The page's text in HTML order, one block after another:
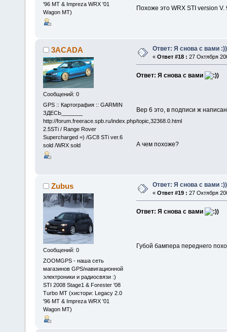
'96 MT & Impreza WRX '01
Wagon MT)
Похоже это WRX STI version V.
3ACADA
Сообщений: 0
GPS :: Картография :: GARMIN
ЗДЕСЬ_______
http://forum.freerace.spb.ru/index.php/topic,32368.0.html
2.5STi / Range Rover
Supercharged =) /GC8 STi ver.6
sold /WRX sold
Ответ: Я снова с вами :))
« Ответ #18 : 27 Октября
Ответ: Я снова с вами
Вер 6 это, в подписи ж
А чем похоже?
Zubus
Сообщений: 0
ZOOMGPS - наша сеть
магазинов GPS/навигационной
электроники и радиосвязи :)
STI 2008 Stage1 & Forester '08
Turbo MT (хистори: Legacy 2.0
'96 MT & Impreza WRX '01
Wagon MT)
Ответ: Я снова с вами :))
« Ответ #19 : 27 Октября
Ответ: Я снова с вами
Губой бампера переднего